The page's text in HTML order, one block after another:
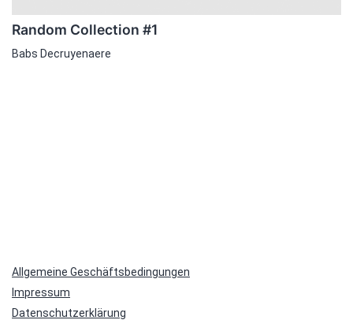
Random Collection #1
Babs Decruyenaere
Allgemeine Geschäftsbedingungen
Impressum
Datenschutzerklärung